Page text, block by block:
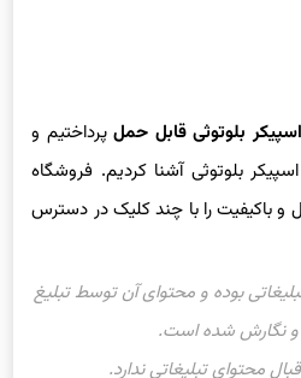
اسپیکر بلوتوثی قابل حملپرداختیم و
بلوتوثی آشنا کردیم. فروشگاه
و باکیفیت را با چند کلیک در دسترس
بوده و محتوای آن توسط تبلیغ
و نگارش شده است.